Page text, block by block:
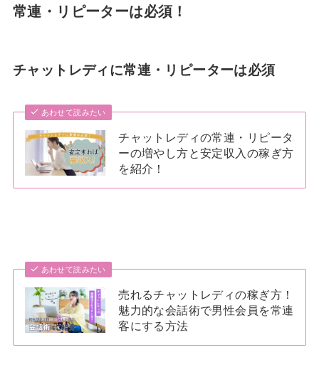
常連・リピーターは必須！
チャットレディに常連・リピーターは必須
あわせて読みたい
チャットレディの常連・リピータ
ーの増やし方と安定収入の稼ぎ方
を紹介！
あわせて読みたい
売れるチャットレディの稼ぎ方！
魅力的な会話術で男性会員を常連
客にする方法